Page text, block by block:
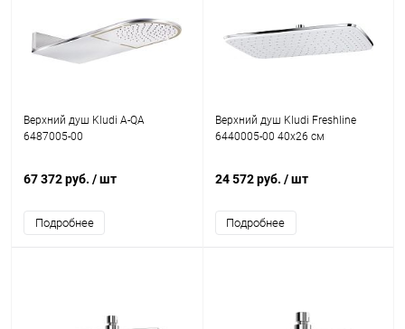
Верхний душ Kludi A-QA
6487005-00
67 372 руб. / шт
Подробнее
Верхний душ Kludi Freshline
6440005-00 40х26 см
24 572 руб. / шт
Подробнее